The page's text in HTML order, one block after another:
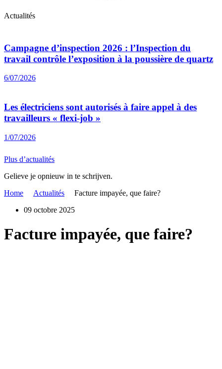
Actualités
Campagne d’inspection 2026 : l’Inspection du
travail contrôle l’exposition à la poussière de quartz
6/07/2026
Les électriciens sont autorisés à faire appel à des
travailleurs « flexi-job »
1/07/2026
Plus d’actualités
Gelieve je opnieuw in te schrijven.
Home
Actualités
Facture impayée, que faire?
09 octobre 2025
Facture impayée, que faire?